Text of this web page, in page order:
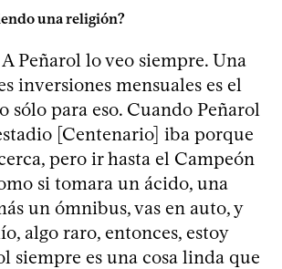
una religión?
A Peñarol lo veo siempre. Una
inversiones mensuales es el
sólo para eso. Cuando Peñarol
[Centenario] iba porque
pero ir hasta el Campeón
si tomara un ácido, una
un ómnibus, vas en auto, y
algo raro, entonces, estoy
siempre es una cosa linda que